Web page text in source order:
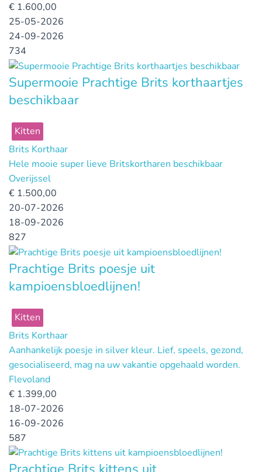
€ 1.600,00
25-05-2026
24-09-2026
734
Supermooie Prachtige Brits korthaartjes
beschikbaar
Kitten
Brits Korthaar
Hele mooie super lieve Britskortharen beschikbaar
Overijssel
€ 1.500,00
20-07-2026
18-09-2026
827
Prachtige Brits poesje uit
kampioensbloedlijnen!
Kitten
Brits Korthaar
Aanhankelijk poesje in silver kleur. Lief, speels, gezond,
gesocialiseerd, mag na uw vakantie opgehaald worden.
Flevoland
€ 1.399,00
18-07-2026
16-09-2026
587